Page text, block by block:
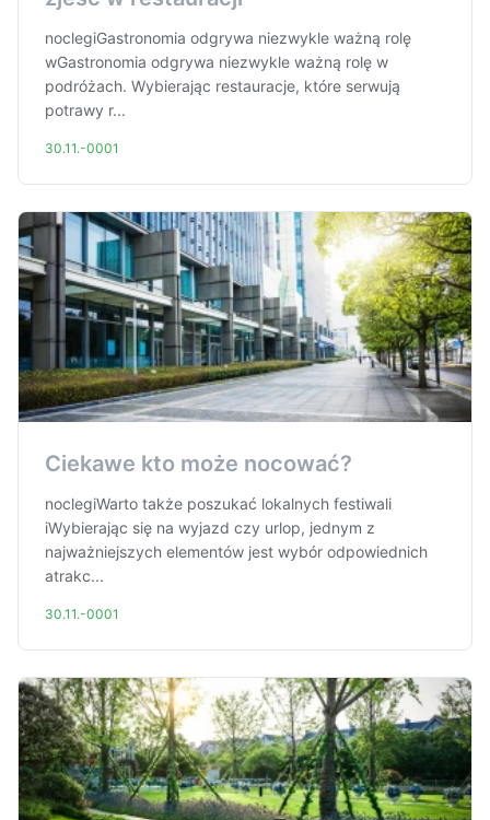
noclegiGastronomia odgrywa niezwykle ważną rolę
wGastronomia odgrywa niezwykle ważną rolę w
podróżach. Wybierając restauracje, które serwują
potrawy r...
30.11.-0001
Ciekawe kto może nocować?
noclegiWarto także poszukać lokalnych festiwali
iWybierając się na wyjazd czy urlop, jednym z
najważniejszych elementów jest wybór odpowiednich
atrakc...
30.11.-0001